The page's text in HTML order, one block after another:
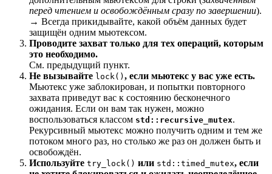
перед чтением и освобождённым сразу по завершении).
→ Всегда прикидывайте, какой объём данных будет
защищён одним мьютексом.
Проводите захват только для тех операций, которым
это необходимо.
См. предыдущий пункт.
Не вызывайте lock() , если мьютекс у вас уже есть.
Мьютекс уже заблокирован, и попытки повторного
захвата приведут вас к состоянию бесконечного
ожидания. Если он вам так нужен, можно
воспользоваться классом std::recursive_mutex.
Рекурсивный мьютекс можно получить одним и тем же
потоком много раз, но столько же раз он должен быть и
освобождён.
Используйте try_lock() или std::timed_mutex, если